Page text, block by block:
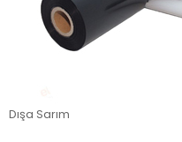
Dışa Sarım